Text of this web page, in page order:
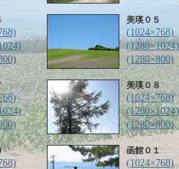
美瑛０５
(1024×768)
(1280×1024)
(1280×800)
美瑛０８
(1024×768)
(1280×1024)
(1280×800)
函館０１
(1024×768)